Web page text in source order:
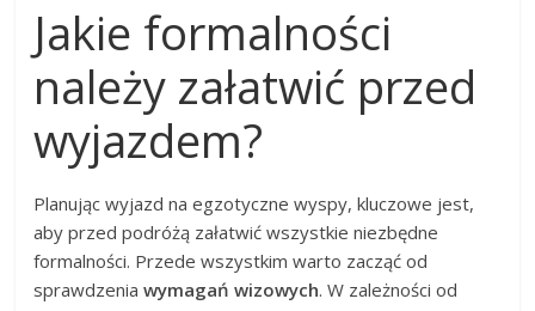
Jakie formalności
należy załatwić przed
wyjazdem?
Planując wyjazd na egzotyczne wyspy, kluczowe jest,
aby przed podróżą załatwić wszystkie niezbędne
formalności. Przede wszystkim warto zacząć od
sprawdzeniawymagań wizowych. W zależności od